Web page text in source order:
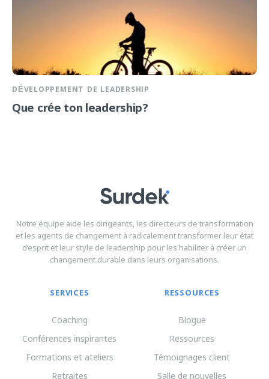
DÉVELOPPEMENT DE LEADERSHIP
Que crée ton leadership?
Notre équipe aide les dirigeants, les directeurs de transformation
et les agents de changement à radicalement transformer leur état
d’esprit et leur style de leadership pour les habiliter à créer un
changement durable dans leurs organisations.
SERVICES
Coaching
Conférences inspirantes
Formations et ateliers
Retraites
RESSOURCES
Blogue
Ressources
Témoignages client
Salle de nouvelles